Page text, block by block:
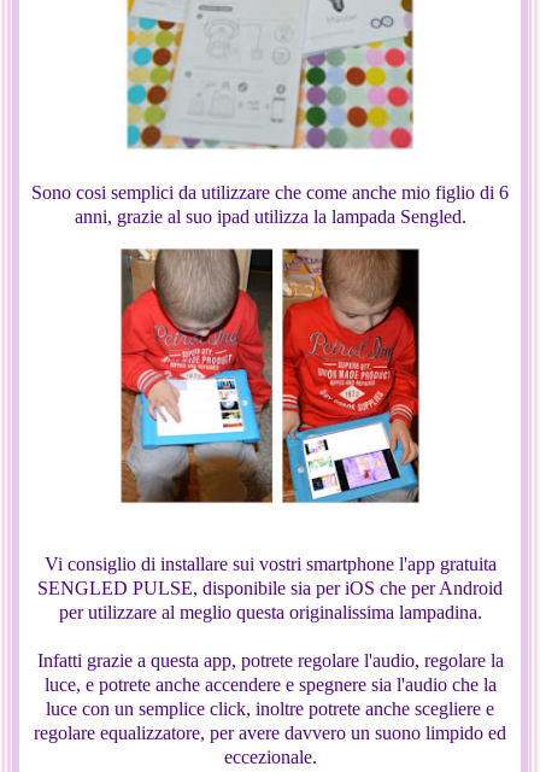
Sono cosi semplici da utilizzare che come anche mio figlio di 6
anni, grazie al suo ipad utilizza la lampada Sengled.
Vi consiglio di installare sui vostri smartphone l'app gratuita
SENGLED PULSE, disponibile sia per iOS che per Android
per utilizzare al meglio questa originalissima lampadina.
Infatti grazie a questa app, potrete regolare l'audio, regolare la
luce, e potrete anche accendere e spegnere sia l'audio che la
luce con un semplice click, inoltre potrete anche scegliere e
regolare equalizzatore, per avere davvero un suono limpido ed
eccezionale.